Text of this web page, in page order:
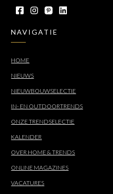
NAVIGATIE
HOME
NIEUWS
NIEUWBOUWSELECTIE
IN- EN OUTDOORTRENDS
ONZE TRENDSELECTIE
KALENDER
OVER HOME & TRENDS
ONLINE MAGAZINES
VACATURES